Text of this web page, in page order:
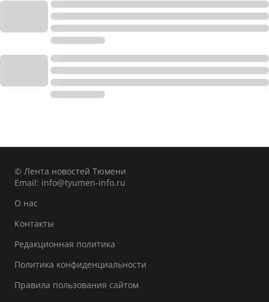
© Лента новостей Тюмени
Email: info@tyumen-info.ru
О нас
Контакты
Редакционная политика
Политика конфиденциальности
Правила пользования сайтом